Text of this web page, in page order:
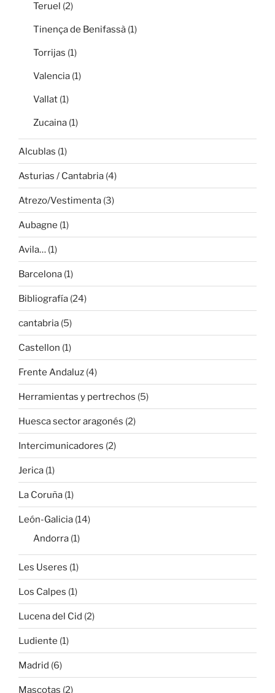
Teruel (2)
Tinença de Benifassà (1)
Torrijas (1)
Valencia (1)
Vallat (1)
Zucaina (1)
Alcublas (1)
Asturias / Cantabria (4)
Atrezo/Vestimenta (3)
Aubagne (1)
Avila… (1)
Barcelona (1)
Bibliografía (24)
cantabria (5)
Castellon (1)
Frente Andaluz (4)
Herramientas y pertrechos (5)
Huesca sector aragonés (2)
Intercimunicadores (2)
Jerica (1)
La Coruña (1)
León-Galicia (14)
Andorra (1)
Les Useres (1)
Los Calpes (1)
Lucena del Cid (2)
Ludiente (1)
Madrid (6)
Mascotas (2)